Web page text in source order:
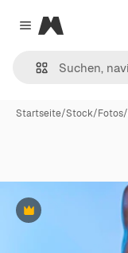
Close menu
Magnific
Startseite/Stock/Fotos/
Premium